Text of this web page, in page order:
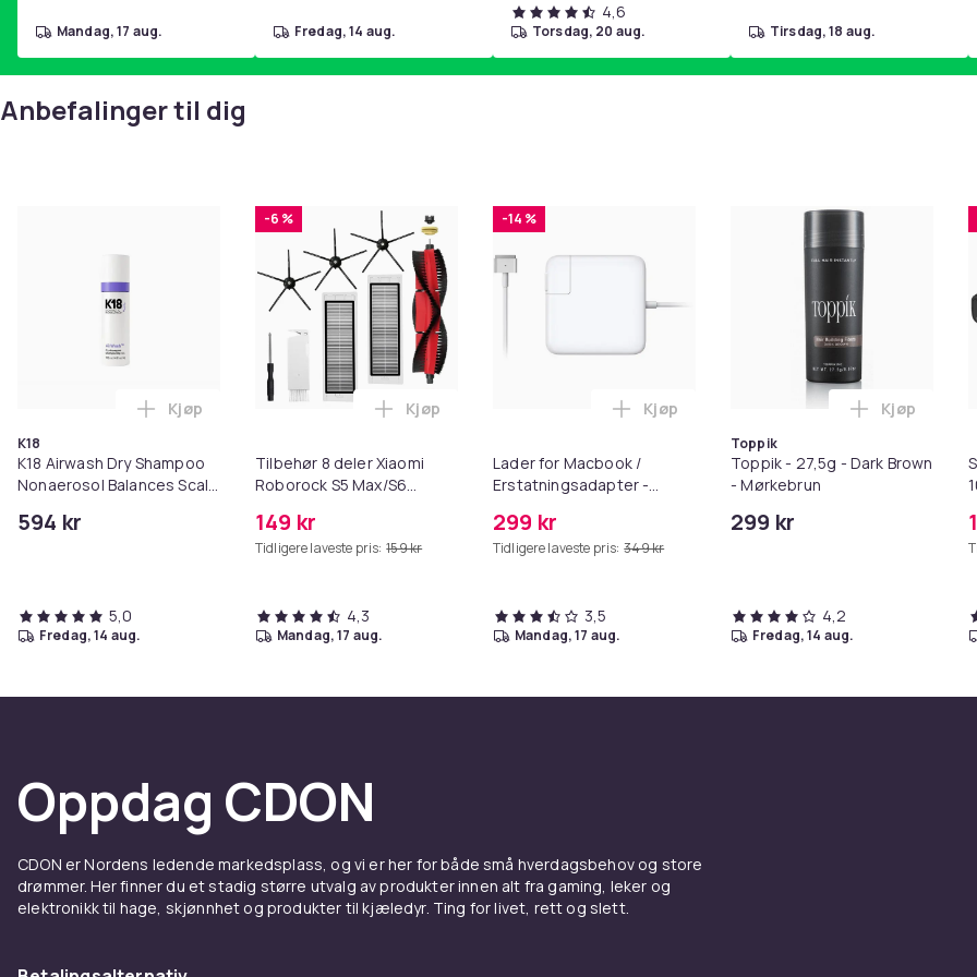
mandag, 17 aug. fredag, 14 aug.
4,6
torsdag, 20 aug. tirsdag, 18 aug.
Anbefalinger til dig
K18
K18 Airwash Dry Shampoo
Nonaerosol Balances Scalp
594 kr
Legg K18 Airwash Dry Shampoo Nonaerosol Balances Scalp & Controls Excess Oil i handlekurven
Kjøp
5,0
fredag, 14 aug.
-6 %
Tilbehør 8 deler Xiaomi
Roborock S5 Max/S6
MAXV/S50/S51/S55/S5/S60/S65/S6
149 kr
Tidligere laveste pris: 159 kr
Legg Tilbehør 8 deler Xiaomi Roborock S5 Max/S6 Pure/S6 MAXV/S50/
Kjøp
4,3
mandag, 17 aug.
-14 %
Lader for Macbook /
Erstatningsadapter -
299 kr
Tidligere laveste pris: 349 kr
Legg Lader for Macbook /
Kjøp
3,5
mandag, 17 aug.
Toppik
Toppik - 27,5g - Dark Brown
- Mørkebrun
299 kr
Legg
Kjøp
4,2
fredag, 14 aug.
Oppdag CDON
CDON er Nordens ledende markedsplass, og vi er her for både små hverdagsbehov og store
drømmer. Her finner du et stadig større utvalg av produkter innen alt fra gaming, leker og
elektronikk til hage, skjønnhet og produkter til kjæledyr. Ting for livet, rett og slett.